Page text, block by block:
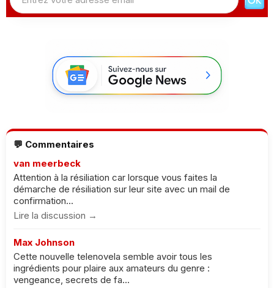
💬 Commentaires
van meerbeck
Attention à la résiliation car lorsque vous faites la
démarche de résiliation sur leur site avec un mail de
confirmation...
Lire la discussion →
Max Johnson
Cette nouvelle telenovela semble avoir tous les
ingrédients pour plaire aux amateurs du genre :
vengeance, secrets de fa...